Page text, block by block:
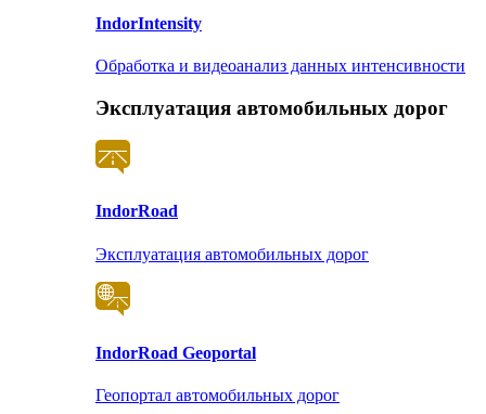
IndorIntensity
Обработка и видеоанализ данных интенсивности
Эксплуатация автомобильных дорог
IndorRoad
Эксплуатация автомобильных дорог
IndorRoad Geoportal
Геопортал автомобильных дорог